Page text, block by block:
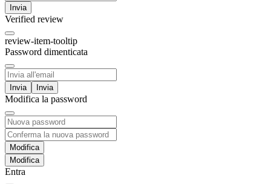
Invia
Verified review
review-item-tooltip
Password dimenticata
Invia
Modifica la password
Modifica
Entra